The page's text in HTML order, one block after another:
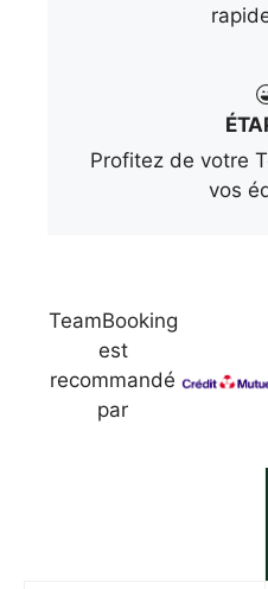
Profitez de votre
vos
TeamBooking
est
recommandé
par